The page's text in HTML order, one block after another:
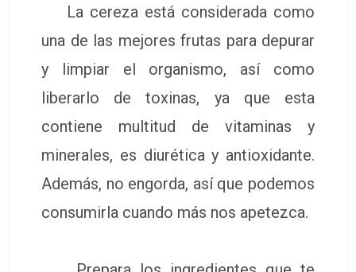
La cereza está considerada como
una de las mejores frutas para depurar
y limpiar el organismo, así como
liberarlo de toxinas, ya que esta
contiene multitud de vitaminas y
minerales, es diurética y antioxidante.
Además, no engorda, así que podemos
consumirla cuando más nos apetezca.